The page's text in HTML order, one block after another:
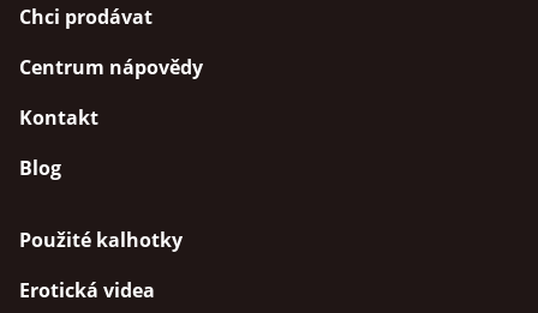
Chci prodávat
Centrum nápovědy
Kontakt
Blog
Použité kalhotky
Erotická videa